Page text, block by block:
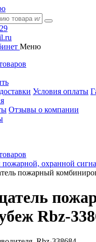
Меню
Условия оплаты
Отзывы о компании
охранной
пожарный
Rbz-